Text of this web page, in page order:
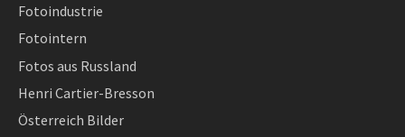
Fotoindustrie
Fotointern
Fotos aus Russland
Henri Cartier-Bresson
Österreich Bilder